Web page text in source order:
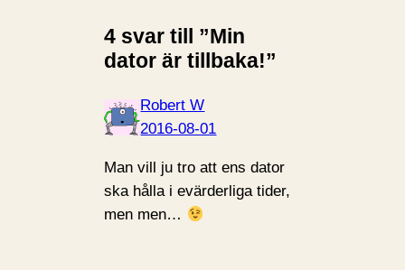
4 svar till ”Min
dator är tillbaka!”
Robert W
2016-08-01
Man vill ju tro att ens dator
ska hålla i evärderliga tider,
men men…